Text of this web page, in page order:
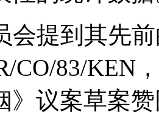
会提到其先
CO/83/KEN
》议案草案